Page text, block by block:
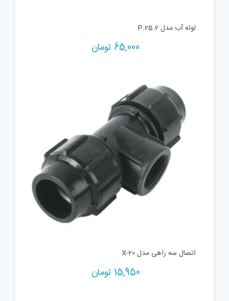
لوله آب مدل P.25.2
65,000 تومان
اتصال سه راهی مدل X-20
15,950 تومان